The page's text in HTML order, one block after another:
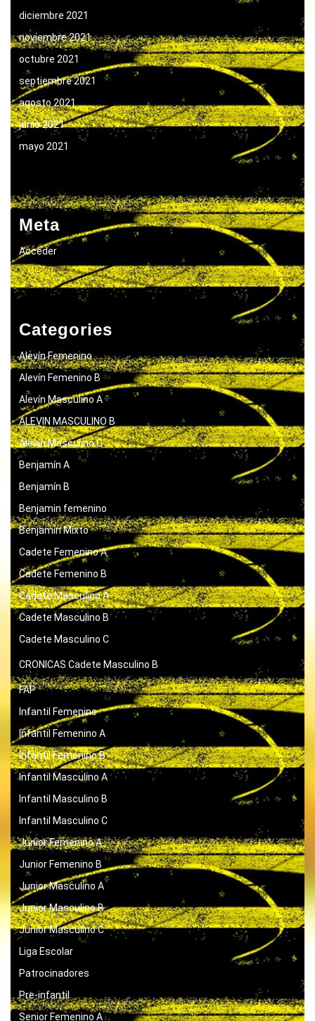
diciembre 2021
noviembre 2021
octubre 2021
septiembre 2021
agosto 2021
junio 2021
mayo 2021
Meta
Acceder
Categories
Alevín Femenino
Alevín Femenino B
Alevín Masculino A
ALEVIN MASCULINO B
Alevín Masculino C
Benjamín A
Benjamín B
Benjamin femenino
Benjamín Mixto
Cadete Femenino A
Cadete Femenino B
Cadete Masculino A
Cadete Masculino B
Cadete Masculino C
CRONICAS Cadete Masculino B
FAP
Infantil Femenino
Infantil Femenino A
Infantil Femenino B
Infantil Masculino A
Infantil Masculino B
Infantil Masculino C
Junior Femenino A
Junior Femenino B
Junior Masculino A
Junior Masculino B
Junior Masculino C
Liga Escolar
Patrocinadores
Pre-infantil
Senior Femenino A